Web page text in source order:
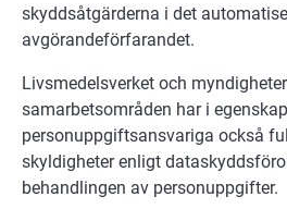
skyddsåtgärderna i det
avgörandeförfarandet.
Livsmedelsverket och
samarbetsområden har i
personuppgiftsansvariga också
skyldigheter enligt
behandlingen av personuppgifter.